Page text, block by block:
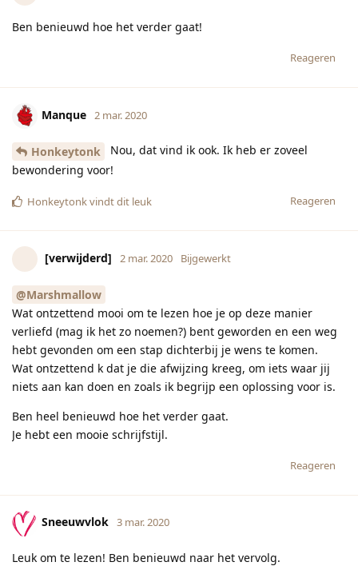
Ben benieuwd hoe het verder gaat!
Reageren
Manque 2 mar. 2020
Honkeytonk
Nou, dat vind ik ook. Ik heb er zoveel
bewondering voor!
Reageren
Honkeytonkvindt dit leuk
[verwijderd] 2 mar. 2020 Bijgewerkt
@Marshmallow
Wat ontzettend mooi om te lezen hoe je op deze manier
verliefd (mag ik het zo noemen?) bent geworden en een weg
hebt gevonden om een stap dichterbij je wens te komen.
Wat ontzettend k dat je die afwijzing kreeg, om iets waar jij
niets aan kan doen en zoals ik begrijp een oplossing voor is.
Ben heel benieuwd hoe het verder gaat.
Je hebt een mooie schrijfstijl.
Reageren
Sneeuwvlok 3 mar. 2020
Leuk om te lezen! Ben benieuwd naar het vervolg.